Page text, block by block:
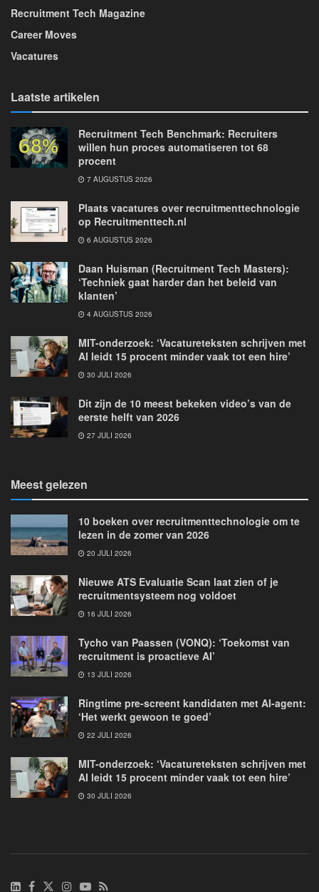
Recruitment Tech Magazine
Career Moves
Vacatures
Laatste artikelen
Recruitment Tech Benchmark: Recruiters
willen hun proces automatiseren tot 68
procent
7 AUGUSTUS 2026
Plaats vacatures over recruitmenttechnologie
op Recruitmenttech.nl
6 AUGUSTUS 2026
Daan Huisman (Recruitment Tech Masters):
‘Techniek gaat harder dan het beleid van
klanten’
4 AUGUSTUS 2026
MIT-onderzoek: ‘Vacatureteksten schrijven met
AI leidt 15 procent minder vaak tot een hire’
30 JULI 2026
Dit zijn de 10 meest bekeken video’s van de
eerste helft van 2026
27 JULI 2026
Meest gelezen
10 boeken over recruitmenttechnologie om te
lezen in de zomer van 2026
20 JULI 2026
Nieuwe ATS Evaluatie Scan laat zien of je
recruitmentsysteem nog voldoet
16 JULI 2026
Tycho van Paassen (VONQ): ‘Toekomst van
recruitment is proactieve AI’
13 JULI 2026
Ringtime pre-screent kandidaten met AI-agent:
‘Het werkt gewoon te goed’
22 JULI 2026
MIT-onderzoek: ‘Vacatureteksten schrijven met
AI leidt 15 procent minder vaak tot een hire’
30 JULI 2026